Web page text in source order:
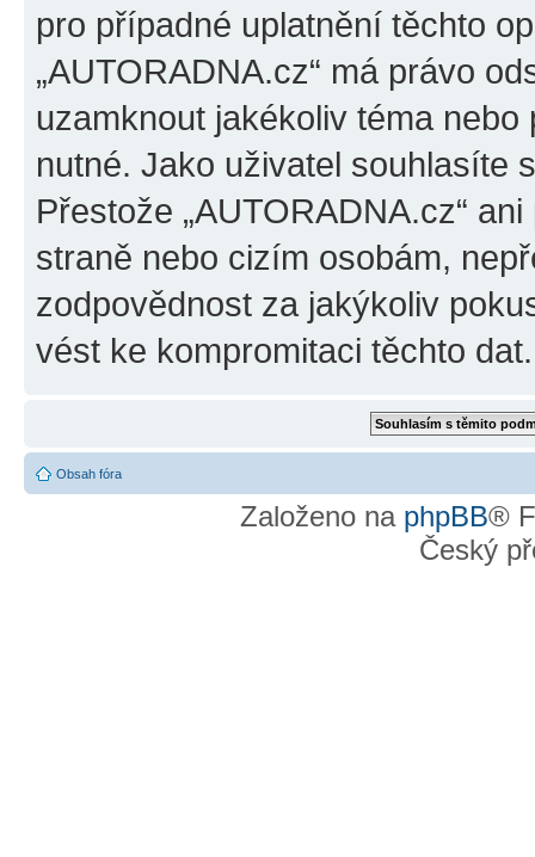
pro případné uplatnění těchto
„AUTORADNA.cz“ má právo
uzamknout jakékoliv téma
nutné. Jako uživatel souhlasíte
Přestože „AUTORADNA.cz“
straně nebo cizím osobám,
zodpovědnost za jakýkoliv
vést ke kompromitaci těchto dat.
Obsah fóra
Založeno na phpBB®
Český